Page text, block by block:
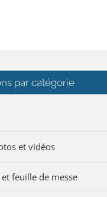
par catégorie
et vidéos
feuille de messe